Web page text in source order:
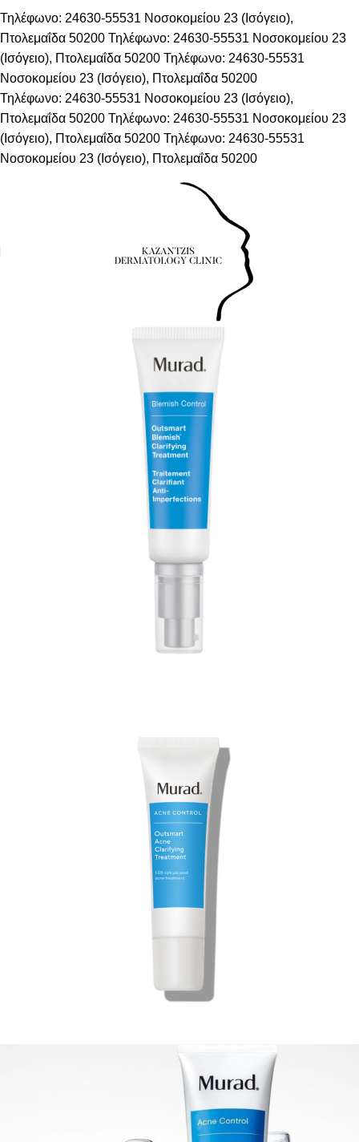
Τηλέφωνο: 24630-55531 Νοσοκομείου 23 (Ισόγειο),
Πτολεμαΐδα 50200 Τηλέφωνο: 24630-55531 Νοσοκομείου 23
(Ισόγειο), Πτολεμαΐδα 50200 Τηλέφωνο: 24630-55531
Νοσοκομείου 23 (Ισόγειο), Πτολεμαΐδα 50200
Τηλέφωνο: 24630-55531 Νοσοκομείου 23 (Ισόγειο),
Πτολεμαΐδα 50200 Τηλέφωνο: 24630-55531 Νοσοκομείου 23
(Ισόγειο), Πτολεμαΐδα 50200 Τηλέφωνο: 24630-55531
Νοσοκομείου 23 (Ισόγειο), Πτολεμαΐδα 50200